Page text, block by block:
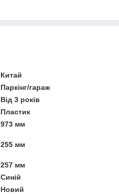
Китай
Паркінг/гараж
Від 3 років
Пластик
973 мм
255 мм
257 мм
Синій
Новий